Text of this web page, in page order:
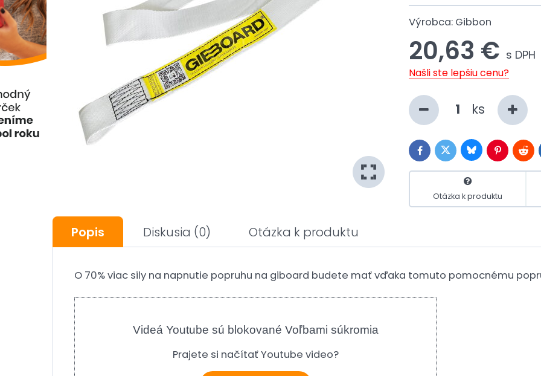
Výrobca: Gibbon
20,63 € s DPH
Našli ste lepšiu cenu?
ks
FacebookTwitterBlueskyPinterest
Otázka k produktu
Popis Diskusia (0) Otázka k produktu
O 70% viac sily na napnutie popruhu na giboard budete mať vďaka tomuto pomocnému
Videá Youtube sú blokované Voľbami súkromia
Prajete si načítať Youtube video?